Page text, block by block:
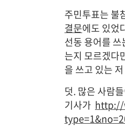
주민투표는 불
결문에도 있었
선동 용어를 쓰
는지 모르겠다
을 쓰고 있는
덧. 많은 사람
기사가 http://